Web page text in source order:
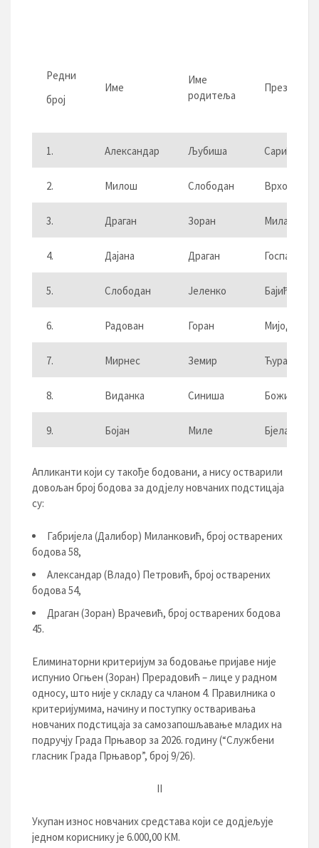
Редни
број
Име
Име
родитеља
Презиме
1. Александар Љубиша Сарић
2. Милош Слободан Врховац
3. Драган Зоран
4. Дајана Драган Госпанић
5. Слободан Јеленко Бајић
6. Радован Горан Мијоданић
7. Мирнес Земир Ћуран
8. Виданка Синиша Божић
9. Бојан Миле Бјелановић
Апликанти који су такође бодовани, а нису остварили
довољан број бодова за додјелу новчаних подстицаја
су:
Габријела (Далибор) Миланковић, број остварених
бодова 58,
Александар (Владо) Петровић, број остварених
бодова 54,
Драган (Зоран) Врачевић, број остварених бодова
45.
Елиминаторни критеријум за бодовање пријаве није
испунио Огњен (Зоран) Прерадовић – лице у радном
односу, што није у складу са чланом 4. Правилника о
критеријумима, начину и поступку остваривања
новчаних подстицаја за самозапошљавање младих на
подручју Града Прњавор за 2026. годину (“Службени
гласник Града Прњавор”, број 9/26).
II
Укупан износ новчаних средстава који се додјељује
једном кориснику је 6.000,00 КМ.